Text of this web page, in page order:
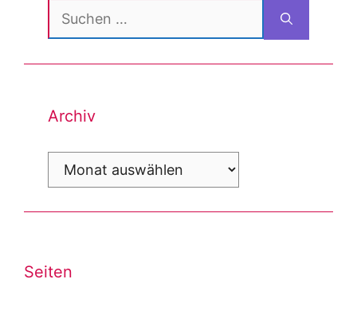
Suchen
nach:
Archiv
Archiv
Seiten